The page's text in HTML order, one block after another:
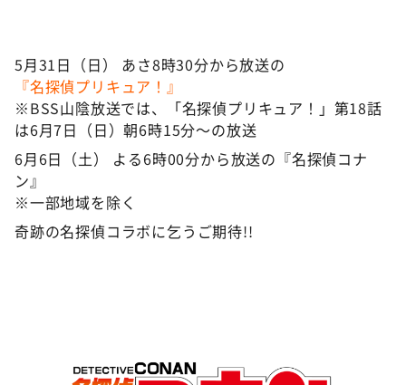
5月31日（日） あさ8時30分から放送の
『名探偵プリキュア！』
※BSS山陰放送では、「名探偵プリキュア！」第18話
は6月7日（日）朝6時15分～の放送
6月6日（土） よる6時00分から放送の『名探偵コナ
ン』
※一部地域を除く
奇跡の名探偵コラボに乞うご期待!!